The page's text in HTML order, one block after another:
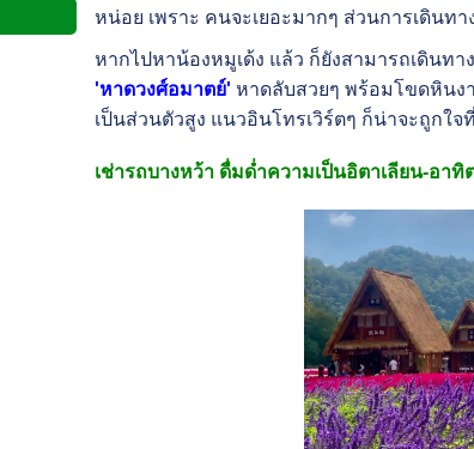
หน่อย เพราะ คนจะเยอะมากๆ ส่วนการเดินท
หากไปหาน้องหมูเด้ง แล้ว ก็ยังสามารถเดินท
'หาดวงศ์อมาตย์' หาดลับสวยๆ พร้อมโขดหินง
เป็นส่วนตัวสูง แนวอินโทรเวิร์ตๆ ก็น่าจะถูกใ
เช่ารถบางหว้า ดื่มด่ำความเป็นอิตาเลียน-อา